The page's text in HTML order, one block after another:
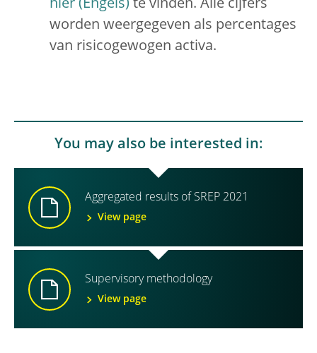
hier
te vinden. Alle cijfers
worden weergegeven als percentages
van risicogewogen activa.
You may also be interested in:
Aggregated results of SREP 2021
View page
Supervisory methodology
View page